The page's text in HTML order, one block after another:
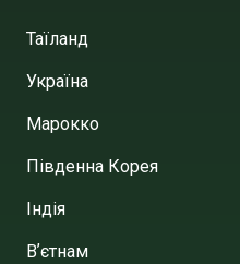
Таїланд
Україна
Марокко
Південна Корея
Індія
Вʼєтнам